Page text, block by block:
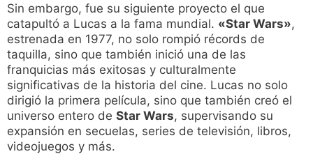
Sin embargo, fue su siguiente proyecto el que
catapultó a Lucas a la fama mundial. «Star Wars»,
estrenada en 1977, no solo rompió récords de
taquilla, sino que también inició una de las
franquicias más exitosas y culturalmente
significativas de la historia del cine. Lucas no solo
dirigió la primera película, sino que también creó el
universo entero de Star Wars, supervisando su
expansión en secuelas, series de televisión, libros,
videojuegos y más.